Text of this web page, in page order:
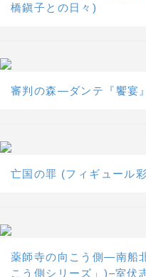
橋鎭子との日々)
審判の森―ダンテ『饗宴
亡国の罪 (フィギュール
薬師寺の向こう側―南船
こう側シリーズ」)–室伏